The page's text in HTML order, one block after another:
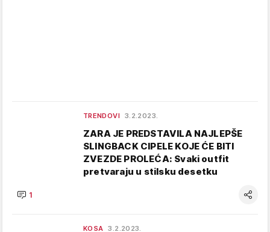
TRENDOVI 3.2.2023.
ZARA JE PREDSTAVILA NAJLEPŠE
SLINGBACK CIPELE KOJE ĆE BITI
ZVEZDE PROLEĆA: Svaki outfit
pretvaraju u stilsku desetku
1
KOSA 3.2.2023.